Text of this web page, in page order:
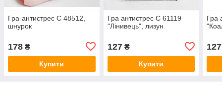
Гра-антистрес С 48512,
шнурок
178 ₴
Купити
Гра антистрес С 61119
"Лінивець", лизун
127₴
Купити
Гра
127